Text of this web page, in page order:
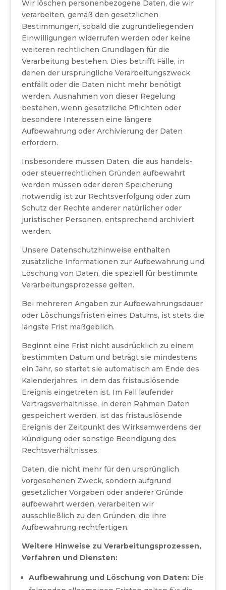
Wir löschen personenbezogene Daten, die wir
verarbeiten, gemäß den gesetzlichen
Bestimmungen, sobald die zugrundeliegenden
Einwilligungen widerrufen werden oder keine
weiteren rechtlichen Grundlagen für die
Verarbeitung bestehen. Dies betrifft Fälle, in
denen der ursprüngliche Verarbeitungszweck
entfällt oder die Daten nicht mehr benötigt
werden. Ausnahmen von dieser Regelung
bestehen, wenn gesetzliche Pflichten oder
besondere Interessen eine längere
Aufbewahrung oder Archivierung der Daten
erfordern.
Insbesondere müssen Daten, die aus handels-
oder steuerrechtlichen Gründen aufbewahrt
werden müssen oder deren Speicherung
notwendig ist zur Rechtsverfolgung oder zum
Schutz der Rechte anderer natürlicher oder
juristischer Personen, entsprechend archiviert
werden.
Unsere Datenschutzhinweise enthalten
zusätzliche Informationen zur Aufbewahrung und
Löschung von Daten, die speziell für bestimmte
Verarbeitungsprozesse gelten.
Bei mehreren Angaben zur Aufbewahrungsdauer
oder Löschungsfristen eines Datums, ist stets die
längste Frist maßgeblich.
Beginnt eine Frist nicht ausdrücklich zu einem
bestimmten Datum und beträgt sie mindestens
ein Jahr, so startet sie automatisch am Ende des
Kalenderjahres, in dem das fristauslösende
Ereignis eingetreten ist. Im Fall laufender
Vertragsverhältnisse, in deren Rahmen Daten
gespeichert werden, ist das fristauslösende
Ereignis der Zeitpunkt des Wirksamwerdens der
Kündigung oder sonstige Beendigung des
Rechtsverhältnisses.
Daten, die nicht mehr für den ursprünglich
vorgesehenen Zweck, sondern aufgrund
gesetzlicher Vorgaben oder anderer Gründe
aufbewahrt werden, verarbeiten wir
ausschließlich zu den Gründen, die ihre
Aufbewahrung rechtfertigen.
Weitere Hinweise zu Verarbeitungsprozessen,
Verfahren und Diensten:
Aufbewahrung und Löschung von Daten: Die